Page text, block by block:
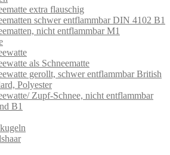
extra flauschig
schwer entflammbar DIN 4102 B1
nicht entflammbar M1
als Schneematte
gerollt, schwer entflammbar British
Polyester
Zupf-Schnee, nicht entflammbar
B1